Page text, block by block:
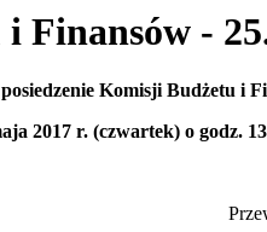
Finansów -
Komisji Budżetu i
2017 r. (czwartek) o godz.